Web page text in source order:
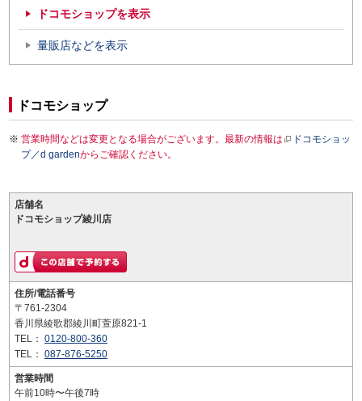
ドコモショップを表示
量販店などを表示
ドコモショップ
営業時間などは変更となる場合がございます。最新の情報は
ドコモショッ
プ／d gardenからご確認ください。
店舗名
ドコモショップ綾川店
住所/電話番号
〒761-2304
香川県綾歌郡綾川町萱原821-1
TEL： 0120-800-360
TEL： 087-876-5250
営業時間
午前10時〜午後7時